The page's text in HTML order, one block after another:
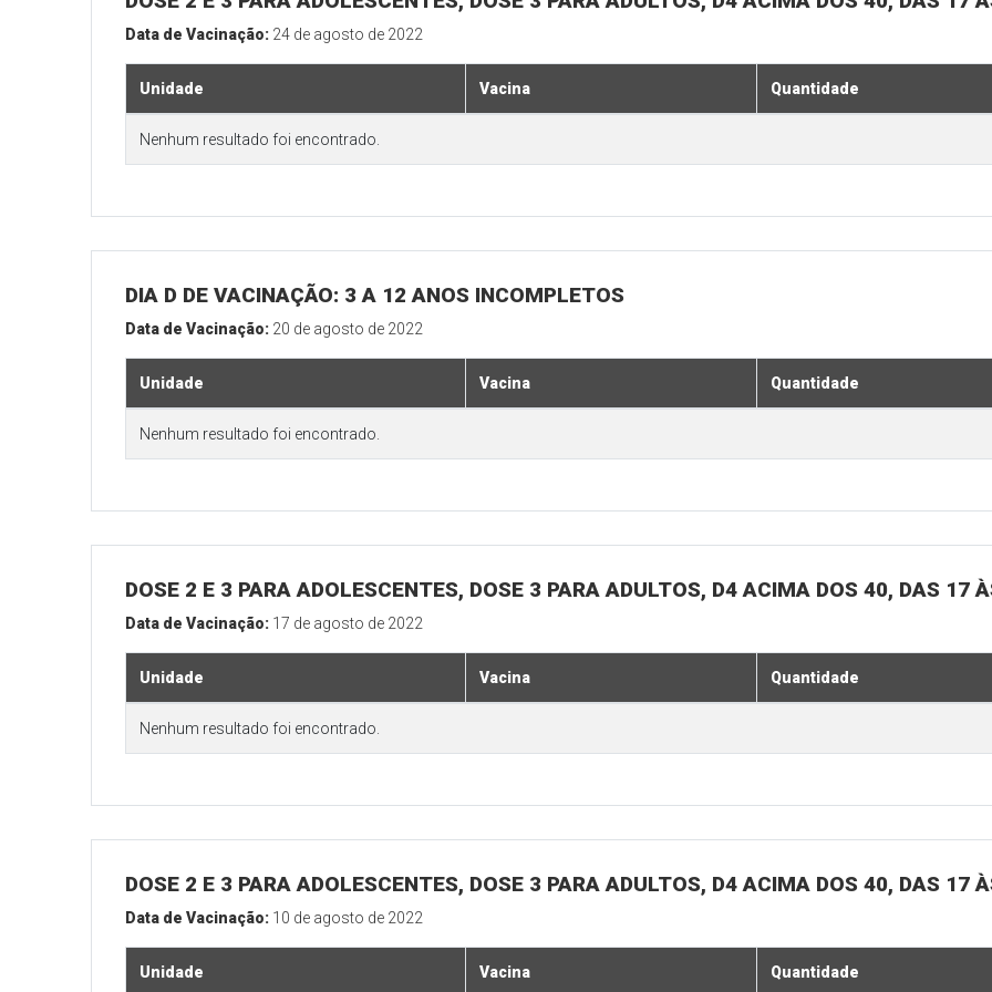
Data de Vacinação: 24 de agosto de 2022
Unidade Vacina Quantidade
Nenhum resultado foi encontrado.
DIA D DE VACINAÇÃO: 3 A 12 ANOS INCOMPLETOS
Data de Vacinação: 20 de agosto de 2022
Unidade Vacina Quantidade
Nenhum resultado foi encontrado.
DOSE 2 E 3 PARA ADOLESCENTES, DOSE 3 PARA ADULTOS, D4 ACIMA DOS 40, DAS 17
Data de Vacinação: 17 de agosto de 2022
Unidade Vacina Quantidade
Nenhum resultado foi encontrado.
DOSE 2 E 3 PARA ADOLESCENTES, DOSE 3 PARA ADULTOS, D4 ACIMA DOS 40, DAS 17
Data de Vacinação: 10 de agosto de 2022
Unidade Vacina Quantidade